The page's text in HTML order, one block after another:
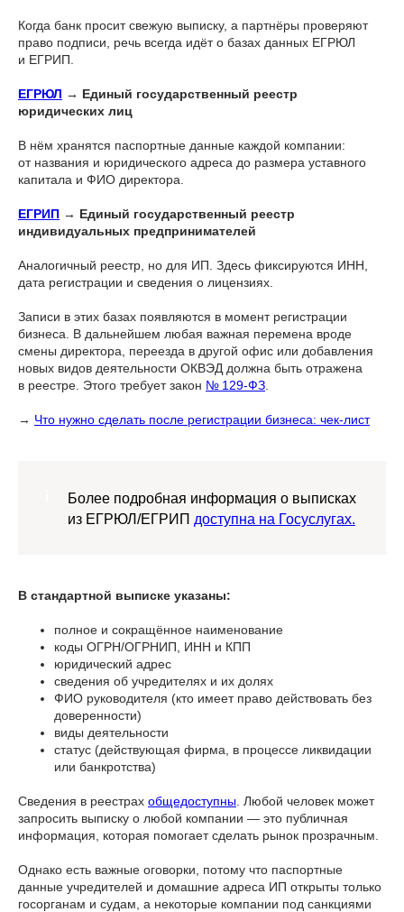
Когда банк просит свежую выписку, а партнёры проверяют
право подписи, речь всегда идёт о базах данных ЕГРЮЛ
и ЕГРИП.
ЕГРЮЛ → Единый государственный реестр
юридических лиц
В нём хранятся паспортные данные каждой компании:
от названия и юридического адреса до размера уставного
капитала и ФИО директора.
ЕГРИП → Единый государственный реестр
индивидуальных предпринимателей
Аналогичный реестр, но для ИП. Здесь фиксируются ИНН,
дата регистрации и сведения о лицензиях.
Записи в этих базах появляются в момент регистрации
бизнеса. В дальнейшем любая важная перемена вроде
смены директора, переезда в другой офис или добавления
новых видов деятельности ОКВЭД должна быть отражена
в реестре. Этого требует закон № 129-ФЗ
→ Что нужно сделать после регистрации бизнеса: чек-лист
Более подробная информация о выписках
из ЕГРЮЛ/ЕГРИП доступна на Госуслугах.
В стандартной выписке указаны:
полное и сокращённое наименование
коды ОГРН/ОГРНИП, ИНН и КПП
юридический адрес
сведения об учредителях и их долях
ФИО руководителя (кто имеет право действовать без
доверенности)
виды деятельности
статус (действующая фирма, в процессе ликвидации
или банкротства)
Сведения в реестрах общедоступны . Любой человек может
запросить выписку о любой компании — это публичная
информация, которая помогает сделать рынок прозрачным.
Однако есть важные оговорки, потому что паспортные
данные учредителей и домашние адреса ИП открыты только
госорганам и судам, а некоторые компании под санкциями